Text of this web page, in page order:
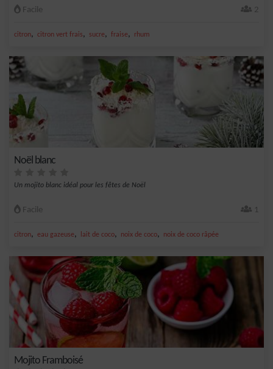
Facile 2
citron, citron vert frais, sucre, fraise, rhum
Noël blanc
Un mojito blanc idéal pour les fêtes de Noël
Facile 1
citron, eau gazeuse, lait de coco, noix de coco, noix de coco râpée
Mojito Framboisé